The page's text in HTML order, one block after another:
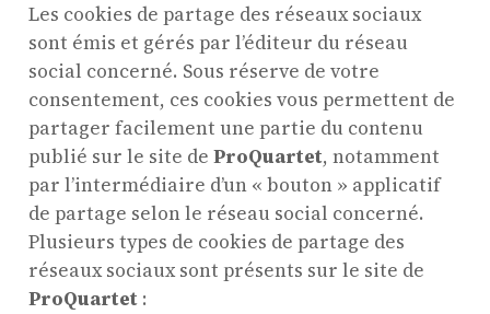
Les cookies de partage des réseaux sociaux
sont émis et gérés par l’éditeur du réseau
social concerné. Sous réserve de votre
consentement, ces cookies vous permettent de
partager facilement une partie du contenu
publié sur le site deProQuartet, notamment
par l’intermédiaire d’un « bouton » applicatif
de partage selon le réseau social concerné.
Plusieurs types de cookies de partage des
réseaux sociaux sont présents sur le site de
ProQuartet :